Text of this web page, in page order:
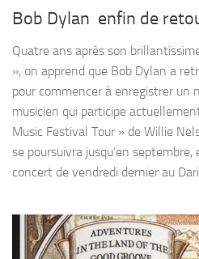
Bob Dylan enfin de
Quatre ans après son
», on apprend que Bob Dylan a
pour commencer à enregistrer un
musicien qui participe
Music Festival Tour » de Willie
se poursuivra jusqu’en
concert de vendredi dernier au